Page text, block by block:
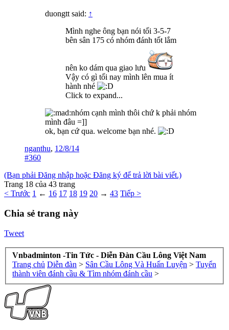
duongtt said: ↑
Mình nghe ông bạn nói tối 3-5-7
bên sân 175 có nhóm đánh tốt lắm
nên ko dám qua giao lưu
Vậy có gì tối nay mình lên mua ít
hành nhé
Click to expand...
nhóm cạnh mình thôi chứ k phải nhóm
mình đâu =]]
ok, bạn cứ qua. welcome bạn nhé.
nganthu, 12/8/14
#360
(Bạn phải Đăng nhập hoặc Đăng ký để trả lời bài viết.)
Trang 18 của 43 trang
< Trước 1 ← 16 17 18 19 20 → 43 Tiếp >
Chia sẻ trang này
Tweet
Vnbadminton -Tin Tức - Diễn Đàn Cầu Lông Việt Nam
Trang chủ Diễn đàn > Sân Cầu Lông Và Huấn Luyện > Tuyển
thành viên đánh cầu & Tìm nhóm đánh cầu >